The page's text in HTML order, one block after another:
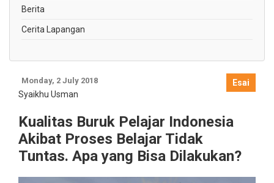
Berita
Cerita Lapangan
Esai
Monday, 2 July 2018
Syaikhu Usman
Kualitas Buruk Pelajar Indonesia
Akibat Proses Belajar Tidak
Tuntas. Apa yang Bisa Dilakukan?